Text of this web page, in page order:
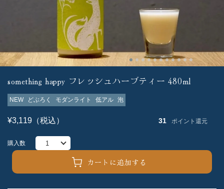
something happy フレッシュハーブティー 480ml
NEW どぶろく モダンライト 低アル 泡
¥3,119（税込） 31 ポイント還元
購入数
カートに追加する